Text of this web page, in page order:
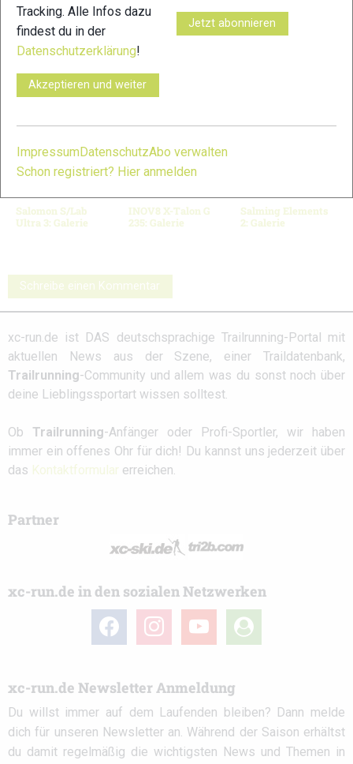
VERWANDTE ARTIKEL
Salomon S/Lab
Ultra 3: Galerie
INOV8 X-Talon G
235: Galerie
Salming Elements
2: Galerie
Schreibe einen Kommentar
xc-run.de ist DAS deutschsprachige Trailrunning-Portal mit
aktuellen News aus der Szene, einer Traildatenbank,
Trailrunning-Community und allem was du sonst noch über
deine Lieblingssportart wissen solltest.
Ob Trailrunning-Anfänger oder Profi-Sportler, wir haben
immer ein offenes Ohr für dich! Du kannst uns jederzeit über
das Kontaktformular erreichen.
Partner
xc-run.de in den sozialen Netzwerken
facebook instagramyoutube
user-
circle
xc-run.de Newsletter Anmeldung
Du willst immer auf dem Laufenden bleiben? Dann melde
dich für unseren Newsletter an. Während der Saison erhältst
du damit regelmäßig die wichtigsten News und Themen in
Tracking. Alle Infos dazu
findest du in der
Datenschutzerklärung!
Akzeptieren und weiter
Jetzt abonnieren
Impressum DatenschutzAbo verwalten
Schon registriert? Hier anmelden